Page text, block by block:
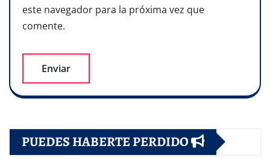
este navegador para la próxima vez que
comente.
PUEDES HABERTE PERDIDO